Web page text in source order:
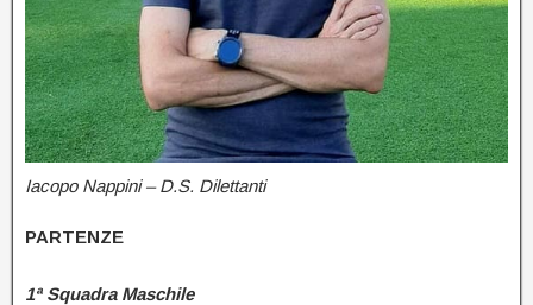
Iacopo Nappini – D.S. Dilettanti
PARTENZE
1ª Squadra Maschile